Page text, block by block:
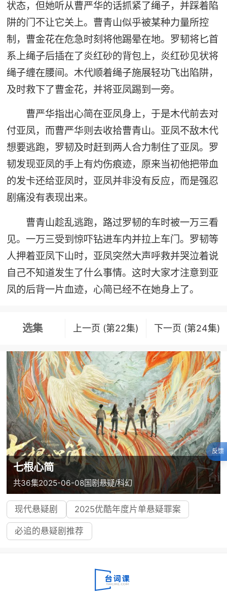
状态，但她听从曹严华的话抓紧了绳子，并踩着陷
阱的门不让它关上。曹青山似乎被某种力量所控
制，曹金花在危急时刻将他踢晕在地。罗韧将匕首
系上绳子后插在了炎红砂的背包上，炎红砂见状将
绳子缠在腰间。木代顺着绳子施展轻功飞出陷阱，
及时救下了曹金花，并将亚凤踢到一旁。
曹严华指出心简在亚凤身上，于是木代前去对
付亚凤，而曹严华则去收拾曹青山。亚凤不敌木代
想要逃跑，罗韧及时赶到两人合力制住了亚凤。罗
韧发现亚凤的手上有灼伤痕迹，原来当初他把带血
的发卡还给亚凤时，亚凤并非没有反应，而是强忍
剧痛没有表现出来。
曹青山趁乱逃跑，路过罗韧的车时被一万三看
见。一万三受到惊吓钻进车内并拉上车门。罗韧等
人押着亚凤下山时，亚凤突然大声呼救并哭泣着说
自己不知道发生了什么事情。这时大家才注意到亚
凤的后背一片血迹，心简已经不在她身上了。
选集 上一页 (第22集) 下一页 (第24集)
七根心简
共36集2025-06-08国剧悬疑/科幻
现代悬疑剧 2025优酷年度片单悬疑罪案
必追的悬疑剧推荐
反馈